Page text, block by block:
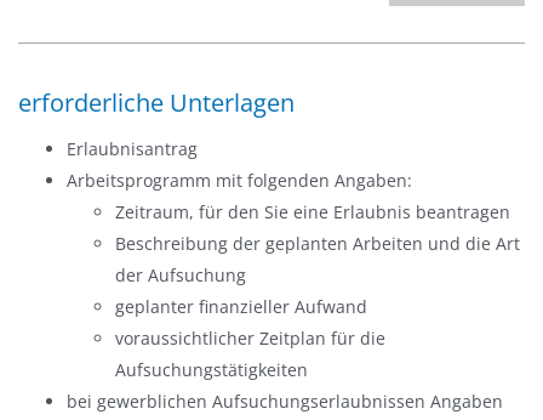
erforderliche Unterlagen
Erlaubnisantrag
Arbeitsprogramm mit folgenden Angaben:
Zeitraum, für den Sie eine Erlaubnis beantragen
Beschreibung der geplanten Arbeiten und die Art
der Aufsuchung
geplanter finanzieller Aufwand
voraussichtlicher Zeitplan für die
Aufsuchungstätigkeiten
bei gewerblichen Aufsuchungserlaubnissen Angaben